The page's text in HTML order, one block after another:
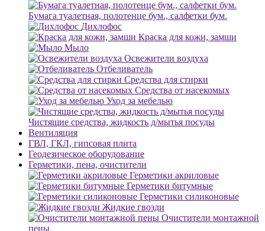
Бумага туалетная, полотенце бум., салфетки бум.
Дихлофос
Краска для кожи, замши
Мыло
Освежители воздуха
Отбеливатель
Средства для стирки
Средства от насекомых
Уход за мебелью
Чистящие средства, жидкость д/мытья посуды
Вентиляция
ГВЛ, ГКЛ, гипсовая плита
Геодезическое оборудование
Герметики, пена, очистители
Герметики акриловые
Герметики битумные
Герметики силиконовые
Жидкие гвозди
Очистители монтажной
пены